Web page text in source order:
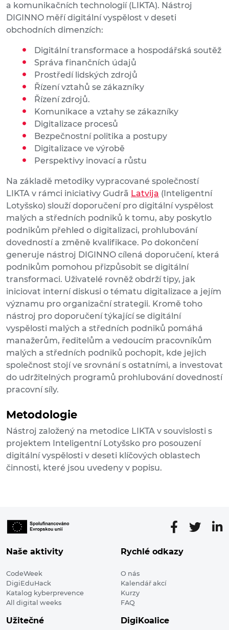
a komunikačních technologií (LIKTA). Nástroj
DIGINNO měří digitální vyspělost v deseti
obchodních dimenzích:
Digitální transformace a hospodářská soutěž
Správa finančních údajů
Prostředí lidských zdrojů
Řízení vztahů se zákazníky
Řízení zdrojů.
Komunikace a vztahy se zákazníky
Digitalizace procesů
Bezpečnostní politika a postupy
Digitalizace ve výrobě
Perspektivy inovací a růstu
Na základě metodiky vypracované společností
LIKTA v rámci iniciativy Gudrā Latvija (Inteligentní
Lotyšsko) slouží doporučení pro digitální vyspělost
malých a středních podniků k tomu, aby poskytlo
podnikům přehled o digitalizaci, prohlubování
dovedností a změně kvalifikace. Po dokončení
generuje nástroj DIGINNO cílená doporučení, která
podnikům pomohou přizpůsobit se digitální
transformaci. Uživatelé rovněž obdrží tipy, jak
iniciovat interní diskusi o tématu digitalizace a jejím
významu pro organizační strategii. Kromě toho
nástroj pro doporučení týkající se digitální
vyspělosti malých a středních podniků pomáhá
manažerům, ředitelům a vedoucím pracovníkům
malých a středních podniků pochopit, kde jejich
společnost stojí ve srovnání s ostatními, a investovat
do udržitelných programů prohlubování dovedností
pracovní síly.
Metodologie
Nástroj založený na metodice LIKTA v souvislosti s
projektem Inteligentní Lotyšsko pro posouzení
digitální vyspělosti v deseti klíčových oblastech
činnosti, které jsou uvedeny v popisu.
Naše aktivity
CodeWeek
DigiEduHack
Katalog kyberprevence
All digital weeks
Rychlé odkazy
O nás
Kalendář akcí
Kurzy
FAQ
Užitečné DigiKoalice